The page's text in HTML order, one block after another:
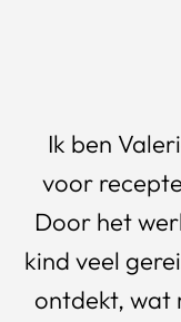
Ik ben
voor
Door het
kind veel
ontdekt, wat